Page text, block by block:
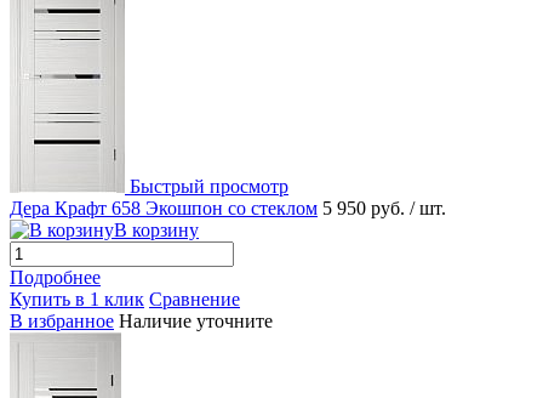
Быстрый просмотр
Дера Крафт 658 Экошпон со стеклом 5 950 руб. / шт.
В корзину
Подробнее
Купить в 1 клик Сравнение
В избранное Наличие уточните